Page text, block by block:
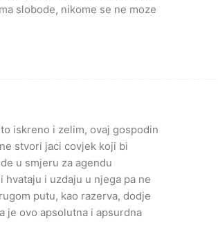
slobode, nikome se ne moze
iskreno i zelim, ovaj gospodin
stvori jaci covjek koji bi
u smjeru za agendu
i uzdaju u njega pa ne
putu, kao razerva, dodje
je ovo apsolutna i apsurdna